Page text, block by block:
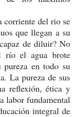
del rio se
que llegan a su
de diluir? No
río el agua brote
en todo su
La pureza de sus
reflexión, ética y
labor fundamental
integral de